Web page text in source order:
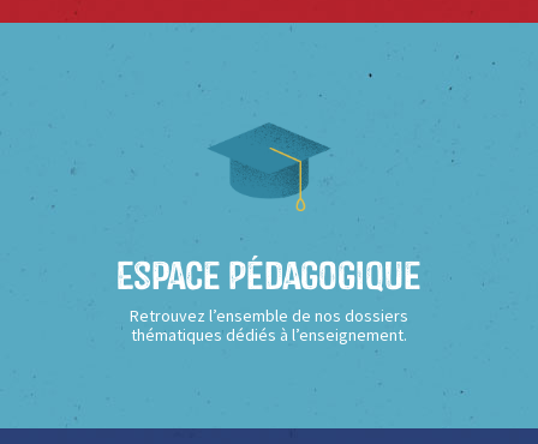
Espace Pédagogique
Retrouvez l’ensemble de nos dossiers
thématiques dédiés à l’enseignement.